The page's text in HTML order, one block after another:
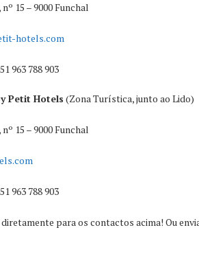
15 – 9000 Funchal
hotels.com
963 788 903
Petit Hotels (Zona Turística, junto ao Lido)
15 – 9000 Funchal
963 788 903
para os contactos acima! Ou